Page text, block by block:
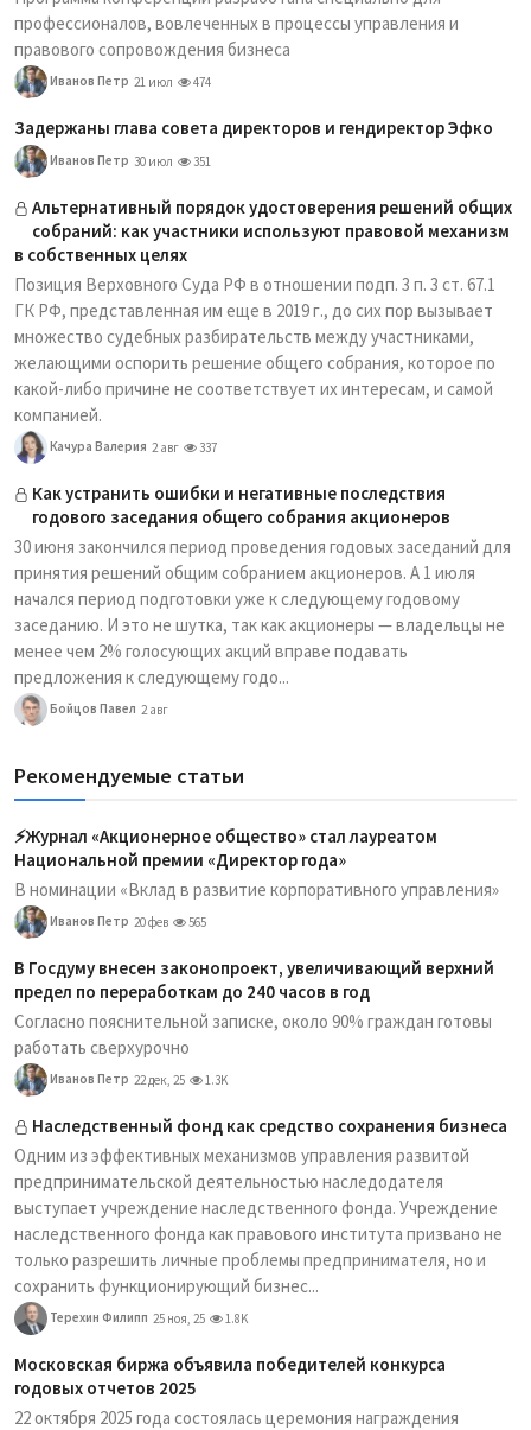
профессионалов, вовлеченных в процессы управления и
правового сопровождения бизнеса
Иванов Петр 21 июл 474
Задержаны глава совета директоров и гендиректор Эфко
Иванов Петр 30 июл 351
Альтернативный порядок удостоверения решений общих
собраний: как участники используют правовой механизм
в собственных целях
Позиция Верховного Суда РФ в отношении подп. 3 п. 3 ст. 67.1
ГК РФ, представленная им еще в 2019 г., до сих пор вызывает
множество судебных разбирательств между участниками,
желающими оспорить решение общего собрания, которое по
какой-либо причине не соответствует их интересам, и самой
компанией.
Качура Валерия 2 авг 337
Как устранить ошибки и негативные последствия
годового заседания общего собрания акционеров
30 июня закончился период проведения годовых заседаний для
принятия решений общим собранием акционеров. А 1 июля
начался период подготовки уже к следующему годовому
заседанию. И это не шутка, так как акционеры — владельцы не
менее чем 2% голосующих акций вправе подавать
предложения к следующему годо...
Бойцов Павел 2 авг
Рекомендуемые статьи
⚡️Журнал «Акционерное общество» стал лауреатом
Национальной премии «Директор года»
В номинации «Вклад в развитие корпоративного управления»
Иванов Петр 20 фев 565
В Госдуму внесен законопроект, увеличивающий верхний
предел по переработкам до 240 часов в год
Согласно пояснительной записке, около 90% граждан готовы
работать сверхурочно
Иванов Петр 22 дек, 25 1.3K
Наследственный фонд как средство сохранения бизнеса
Одним из эффективных механизмов управления развитой
предпринимательской деятельностью наследодателя
выступает учреждение наследственного фонда. Учреждение
наследственного фонда как правового института призвано не
только разрешить личные проблемы предпринимателя, но и
сохранить функционирующий бизнес...
Терехин Филипп 25 ноя, 25 1.8K
Московская биржа объявила победителей конкурса
годовых отчетов 2025
22 октября 2025 года состоялась церемония награждения